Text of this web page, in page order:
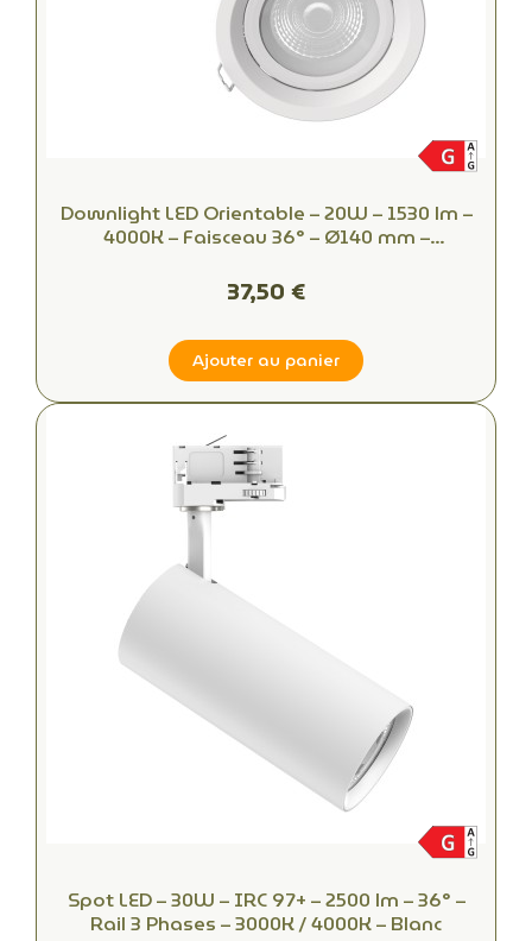
Downlight LED Orientable – 20W – 1530 lm –
4000K – Faisceau 36° – Ø140 mm –
37,50 €
Ajouter au panier
Spot LED – 30W – IRC 97+ – 2500 lm – 36° –
Rail 3 Phases – 3000K / 4000K – Blanc